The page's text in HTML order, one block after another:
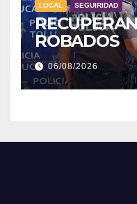
LOCAL SEGUIRIDAD
ROBADOS
06/08/2026